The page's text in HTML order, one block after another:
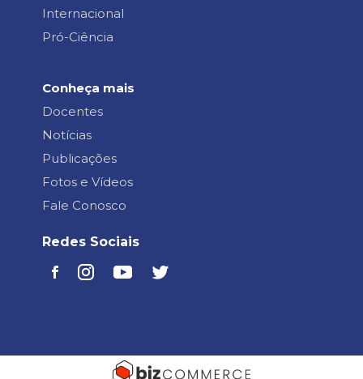
Internacional
Pró-Ciência
Conheça mais
Docentes
Notícias
Publicações
Fotos e Vídeos
Fale Conosco
Redes Sociais